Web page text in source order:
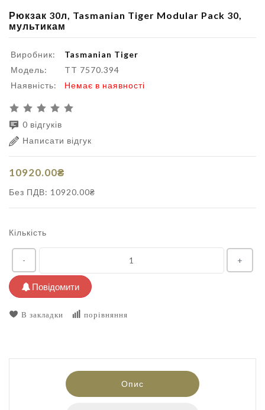
Рюкзак 30л, Tasmanian Tiger Modular Pack 30,
мультикам
Виробник:
Tasmanian Tiger
Модель:
TT 7570.394
Наявність:
Немає в наявності
0 відгуків
Написати відгук
10920.00₴
Без ПДВ: 10920.00₴
Кількість
- +
Повідомити
В закладки порівняння
Опис